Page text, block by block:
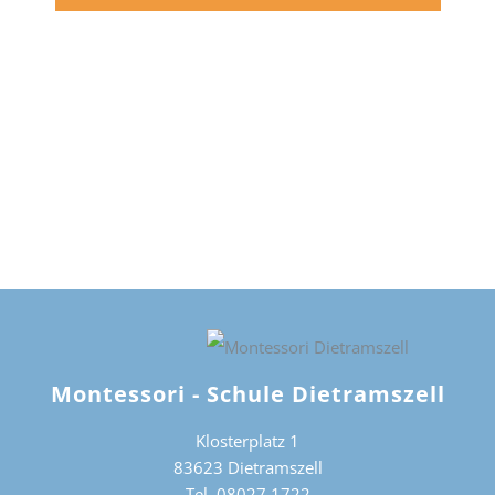
Montessori - Schule Dietramszell
Klosterplatz 1
83623 Dietramszell